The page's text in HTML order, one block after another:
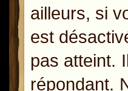
ailleurs, si
est
pas atteint.
répondant.